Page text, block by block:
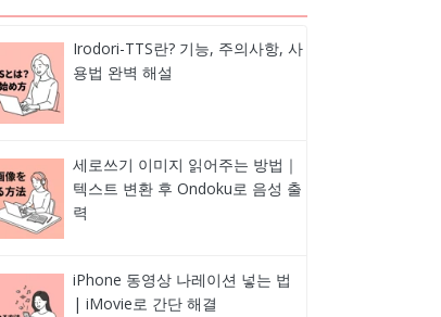
Irodori-TTS란? 기능, 주의사항, 사
용법 완벽 해설
세로쓰기 이미지 읽어주는 방법｜
텍스트 변환 후 Ondoku로 음성 출
력
iPhone 동영상 나레이션 넣는 법
| iMovie로 간단 해결